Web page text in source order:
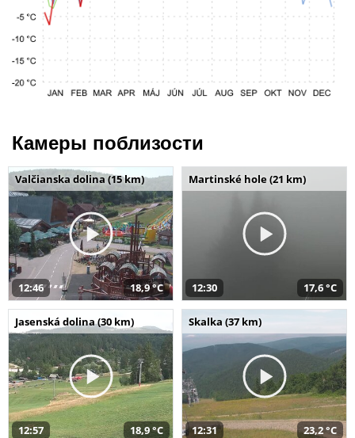
Камеры поблизости
Valčianska dolina (15 km)
12:46 18,9 °C
Martinské hole (21 km)
12:30 17,6 °C
Jasenská dolina (30 km)
12:57 18,9 °C
Skalka (37 km)
12:31 23,2 °C